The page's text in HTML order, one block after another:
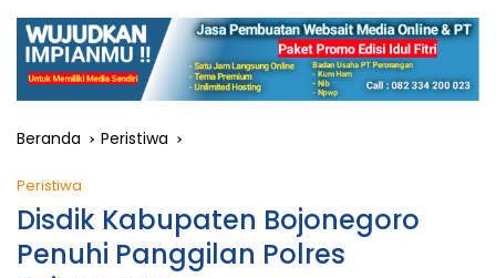
Beranda Peristiwa
Peristiwa
Disdik Kabupaten Bojonegoro
Penuhi Panggilan Polres